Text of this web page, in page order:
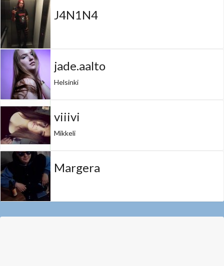
J4N1N4
jade.aalto
Helsinki
viiivi
Mikkeli
Margera